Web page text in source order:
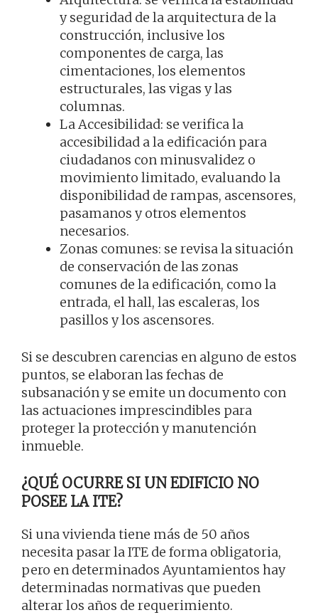
y seguridad de la arquitectura de la
construcción, inclusive los
componentes de carga, las
cimentaciones, los elementos
estructurales, las vigas y las
columnas.
La Accesibilidad: se verifica la
accesibilidad a la edificación para
ciudadanos con minusvalidez o
movimiento limitado, evaluando la
disponibilidad de rampas, ascensores,
pasamanos y otros elementos
necesarios.
Zonas comunes: se revisa la situación
de conservación de las zonas
comunes de la edificación, como la
entrada, el hall, las escaleras, los
pasillos y los ascensores.
Si se descubren carencias en alguno de estos
puntos, se elaboran las fechas de
subsanación y se emite un documento con
las actuaciones imprescindibles para
proteger la protección y manutención
inmueble.
¿QUÉ OCURRE SI UN EDIFICIO NO
POSEE LA ITE?
Si una vivienda tiene más de 50 años
necesita pasar la ITE de forma obligatoria,
pero en determinados Ayuntamientos hay
determinadas normativas que pueden
alterar los años de requerimiento.